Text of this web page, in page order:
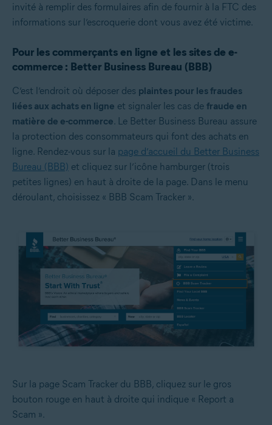
invité à remplir des formulaires afin de fournir à la FTC des
informations sur l’escroquerie dont vous avez été victime.
Pour les commerçants en ligne et les sites de e-
commerce : Better Business Bureau (BBB)
C’est l’endroit où déposer des plaintes pour les fraudes
liées aux achats en ligne et signaler les cas de fraude en
matière de e-commerce. Le Better Business Bureau assure
la protection des consommateurs qui font des achats en
ligne. Rendez-vous sur la page d’accueil du Better Business
Bureau (BBB) et cliquez sur l’icône hamburger (trois
petites lignes) en haut à droite de la page. Dans le menu
déroulant, choisissez « BBB Scam Tracker ».
Sur la page Scam Tracker du BBB, cliquez sur le gros
bouton rouge en haut à droite qui indique « Report a
Scam ».